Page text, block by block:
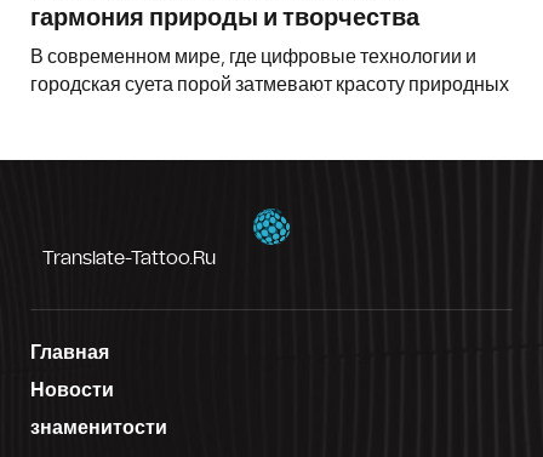
гармония природы и творчества
В современном мире, где цифровые технологии и
городская суета порой затмевают красоту природных
Translate-Tattoo.ru
Главная
Новости
знаменитости